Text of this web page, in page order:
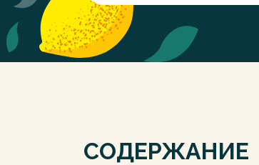
СОДЕРЖАНИЕ